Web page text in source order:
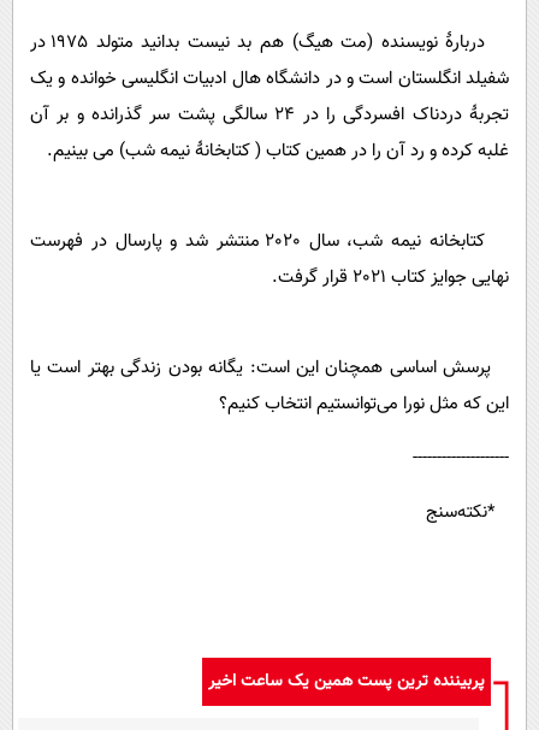
دربارۀ نویسنده (مت هیگ) هم بد نیست بدانید متولد 1975 در
شفیلد انگلستان است و در دانشگاه هال ادبیات انگلیسی خوانده و یک
تجربۀ دردناک افسردگی را در 24 سالگی پشت سر گذرانده و بر آن
غلبه کرده و رد آن را در همین کتاب ( کتابخانۀ نیمه شب) می بینیم.
کتابخانه نیمه شب، سال 2020 منتشر شد و پارسال در فهرست
نهایی جوایز کتاب 2021 قرار گرفت.
پرسش اساسی همچنان این است: یگانه بودن زندگی بهتر است یا
این که مثل نورا می‌توانستیم انتخاب کنیم؟
--------------------
*نکته‌سنج
پربیننده ترین پست همین یک ساعت اخیر